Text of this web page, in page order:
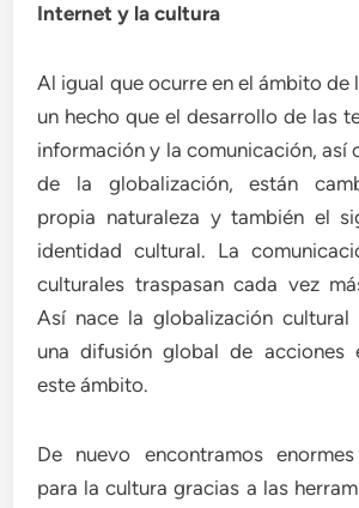
Internet y la cultura
Al igual que ocurre en el ámbito de
un hecho que el desarrollo de las
información y la comunicación, así
de la globalización, están
propia naturaleza y también el
identidad cultural. La
culturales traspasan cada vez
Así nace la globalización cultural
una difusión global de acciones
este ámbito.
De nuevo encontramos
para la cultura gracias a las